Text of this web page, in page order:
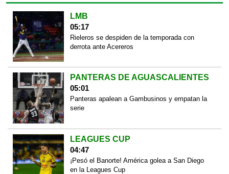
LMB
05:17
Rieleros se despiden de la temporada con
derrota ante Acereros
PANTERAS DE AGUASCALIENTES
05:01
Panteras apalean a Gambusinos y empatan la
serie
LEAGUES CUP
04:47
¡Pesó el Banorte! América golea a San Diego
en la Leagues Cup